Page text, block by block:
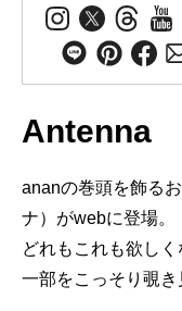
Antenna
ananの巻頭を飾る
ナ）がwebに登場。
どれもこれも欲し
一部をこっそり覗き